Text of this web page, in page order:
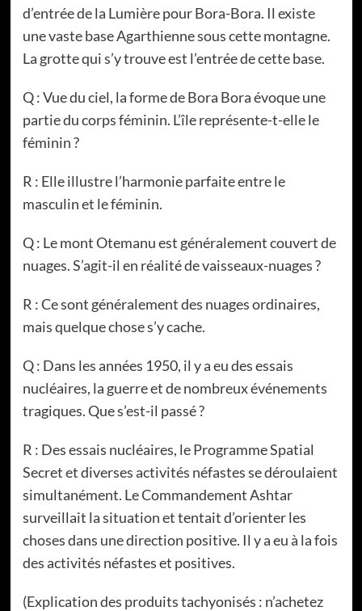
d’entrée de la Lumière pour Bora-Bora. Il existe
une vaste base Agarthienne sous cette montagne.
La grotte qui s’y trouve est l’entrée de cette base.
Q : Vue du ciel, la forme de Bora Bora évoque une
partie du corps féminin. L’île représente-t-elle le
féminin ?
R : Elle illustre l’harmonie parfaite entre le
masculin et le féminin.
Q : Le mont Otemanu est généralement couvert de
nuages. S’agit-il en réalité de vaisseaux-nuages ?
R : Ce sont généralement des nuages ordinaires,
mais quelque chose s’y cache.
Q : Dans les années 1950, il y a eu des essais
nucléaires, la guerre et de nombreux événements
tragiques. Que s’est-il passé ?
R : Des essais nucléaires, le Programme Spatial
Secret et diverses activités néfastes se déroulaient
simultanément. Le Commandement Ashtar
surveillait la situation et tentait d’orienter les
choses dans une direction positive. Il y a eu à la fois
des activités néfastes et positives.
(Explication des produits tachyonisés : n’achetez